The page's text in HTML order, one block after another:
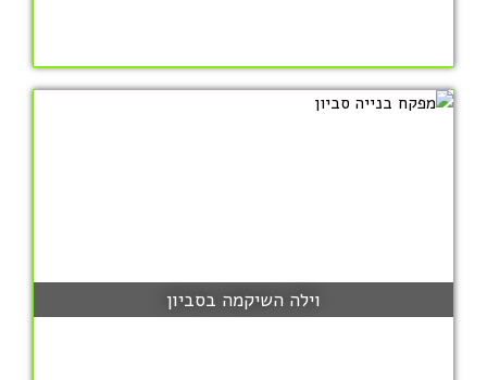
וילה השיקמה בסביון